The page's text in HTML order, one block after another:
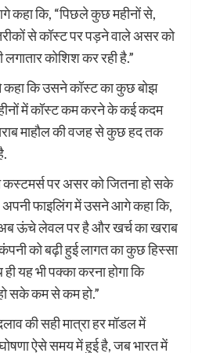
कहा कि, “पिछले कुछ महीनों से,
से कॉस्ट पर पड़ने वाले असर को
कोशिश कर रही है.”
कि उसने कॉस्ट का कुछ बोझ
में कॉस्ट कम करने के कई कदम
माहौल की वजह से कुछ हद तक
पर असर को जितना हो सके
फाइलिंग में उसने आगे कहा कि,
अब ऊंचे लेवल पर है और खर्च का खराब
को बढ़ी हुई लागत का कुछ हिस्सा
ही यह भी पक्का करना होगा कि
सके कम से कम हो.”
की सही मात्रा हर मॉडल में
ऐसे समय में हुई है, जब भारत में